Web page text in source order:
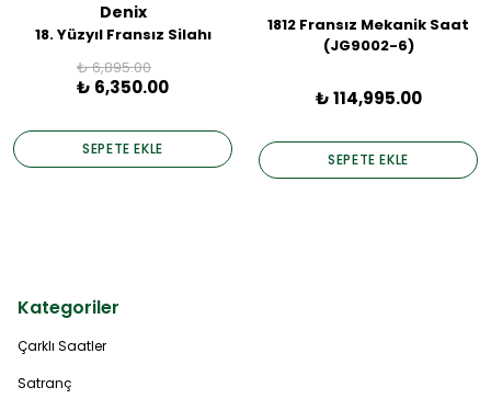
Denix
18. Yüzyıl Fransız Silahı
₺ 6,895.00
₺ 6,350.00
SEPETE EKLE
1812 Fransız Mekanik Saat
(JG9002-6)
₺ 114,995.00
SEPETE EKLE
Kategoriler
Çarklı Saatler
Satranç